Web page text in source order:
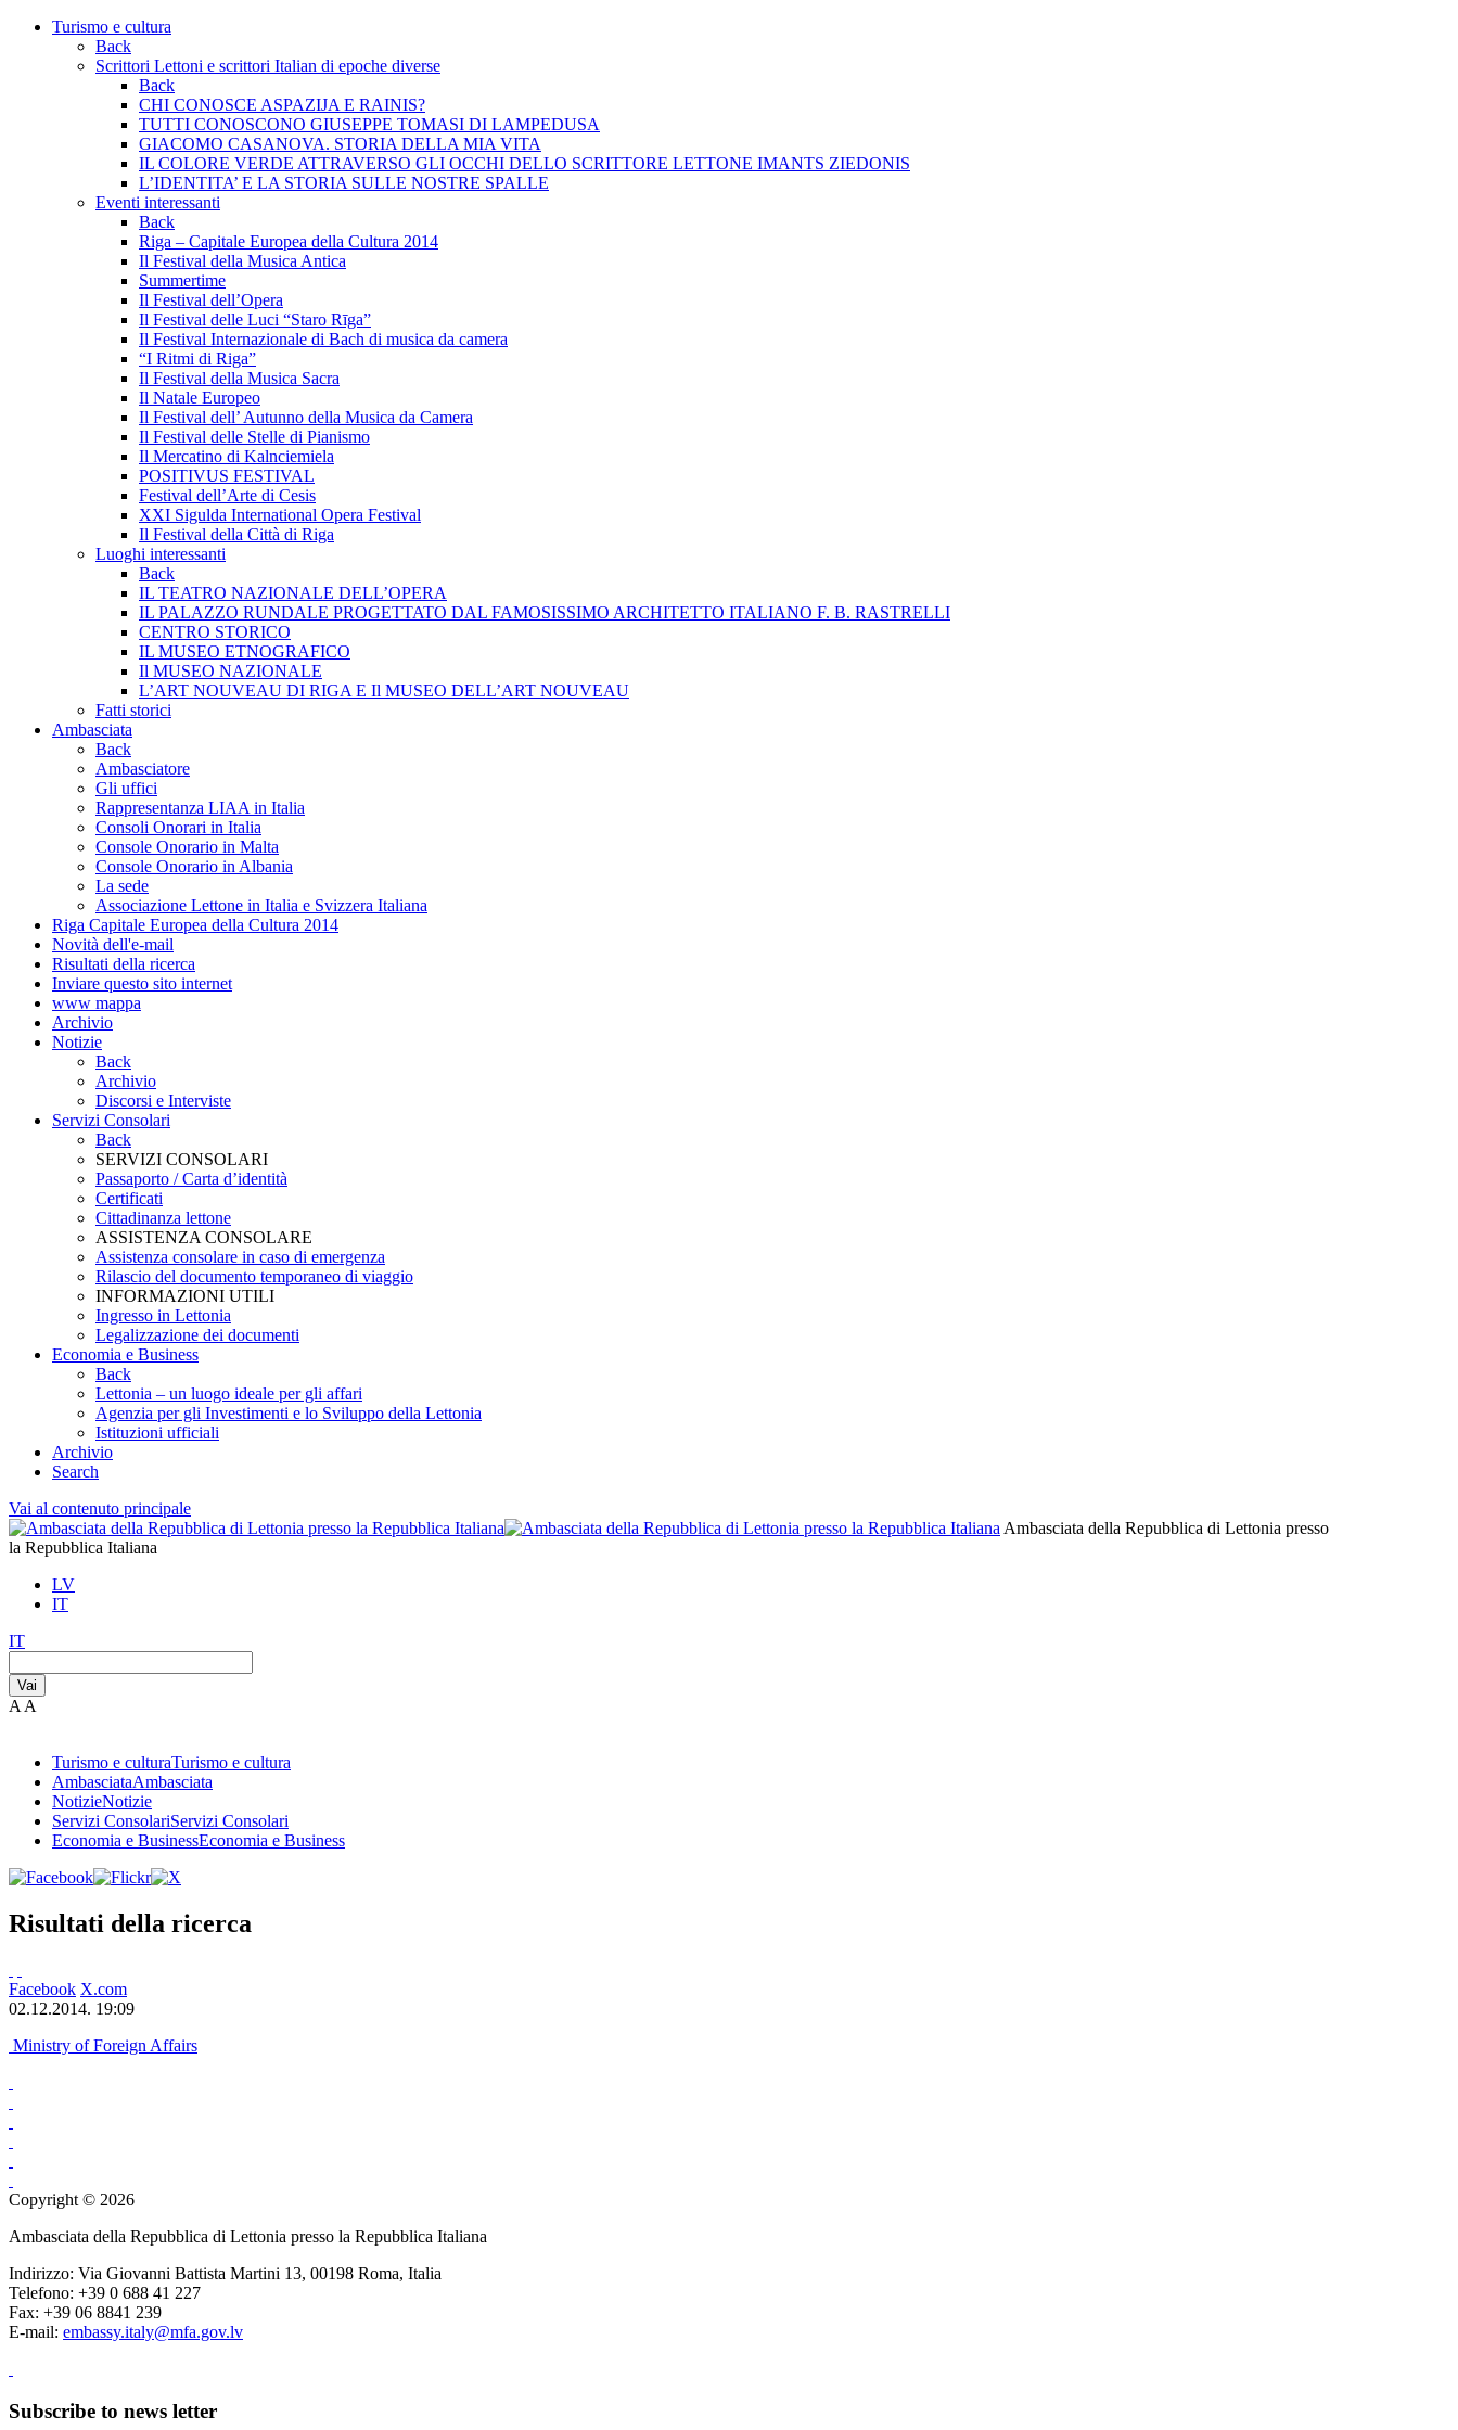
Turismo e cultura
Back
Scrittori Lettoni e scrittori Italian di epoche diverse
Back
CHI CONOSCE ASPAZIJA E RAINIS?
TUTTI CONOSCONO GIUSEPPE TOMASI DI LAMPEDUSA
GIACOMO CASANOVA. STORIA DELLA MIA VITA
IL COLORE VERDE ATTRAVERSO GLI OCCHI DELLO SCRITTORE LETTONE IMANTS ZIEDONIS
L’IDENTITA’ E LA STORIA SULLE NOSTRE SPALLE
Eventi interessanti
Back
Riga – Capitale Europea della Cultura 2014
Il Festival della Musica Antica
Summertime
Il Festival dell’Opera
Il Festival delle Luci “Staro Rīga”
Il Festival Internazionale di Bach di musica da camera
“I Ritmi di Riga”
Il Festival della Musica Sacra
Il Natale Europeo
Il Festival dell’ Autunno della Musica da Camera
Il Festival delle Stelle di Pianismo
Il Mercatino di Kalnciemiela
POSITIVUS FESTIVAL
Festival dell’Arte di Cesis
XXI Sigulda International Opera Festival
Il Festival della Città di Riga
Luoghi interessanti
Back
IL TEATRO NAZIONALE DELL’OPERA
IL PALAZZO RUNDALE PROGETTATO DAL FAMOSISSIMO ARCHITETTO ITALIANO F. B. RASTRELLI
CENTRO STORICO
IL MUSEO ETNOGRAFICO
Il MUSEO NAZIONALE
L’ART NOUVEAU DI RIGA E Il MUSEO DELL’ART NOUVEAU
Fatti storici
Ambasciata
Back
Ambasciatore
Gli uffici
Rappresentanza LIAA in Italia
Consoli Onorari in Italia
Console Onorario in Malta
Console Onorario in Albania
La sede
Associazione Lettone in Italia e Svizzera Italiana
Riga Capitale Europea della Cultura 2014
Novità dell'e-mail
Risultati della ricerca
Inviare questo sito internet
www mappa
Archivio
Notizie
Back
Archivio
Discorsi e Interviste
Servizi Consolari
Back
SERVIZI CONSOLARI
Passaporto / Carta d’identità
Certificati
Cittadinanza lettone
ASSISTENZA CONSOLARE
Assistenza consolare in caso di emergenza
Rilascio del documento temporaneo di viaggio
INFORMAZIONI UTILI
Ingresso in Lettonia
Legalizzazione dei documenti
Economia e Business
Back
Lettonia – un luogo ideale per gli affari
Agenzia per gli Investimenti e lo Sviluppo della Lettonia
Istituzioni ufficiali
Archivio
Search
Vai al contenuto principale
Ambasciata della Repubblica di Lettonia presso
la Repubblica Italiana
LV
IT
IT
Vai
A A
Turismo e culturaTurismo e cultura
AmbasciataAmbasciata
NotizieNotizie
Servizi ConsolariServizi Consolari
Economia e BusinessEconomia e Business
Risultati della ricerca
Facebook X.com
02.12.2014. 19:09
Ministry of Foreign Affairs
Copyright © 2026
Ambasciata della Repubblica di Lettonia presso la Repubblica Italiana
Indirizzo: Via Giovanni Battista Martini 13, 00198 Roma, Italia
Telefono: +39 0 688 41 227
Fax: +39 06 8841 239
E-mail: embassy.italy@mfa.gov.lv
Subscribe to news letter